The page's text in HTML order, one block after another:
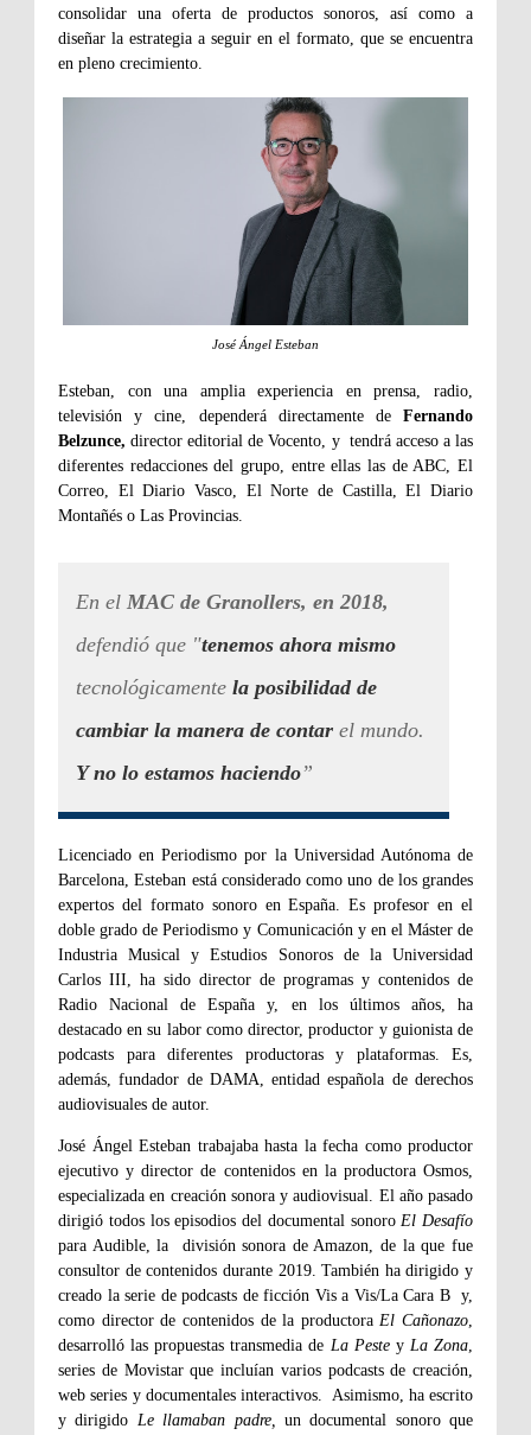
consolidar una oferta de productos sonoros, así como a
diseñar la estrategia a seguir en el formato, que se encuentra
en pleno crecimiento.
José Ángel Esteban
Esteban, con una amplia experiencia en prensa, radio,
televisión y cine, dependerá directamente de Fernando
Belzunce, director editorial de Vocento, y tendrá acceso a las
diferentes redacciones del grupo, entre ellas las de ABC, El
Correo, El Diario Vasco, El Norte de Castilla, El Diario
Montañés o Las Provincias.
En el MAC de Granollers, en 2018,
defendió que "tenemos ahora mismo
tecnológicamente la posibilidad de
cambiar la manera de contar el mundo.
Y no lo estamos haciendo”
Licenciado en Periodismo por la Universidad Autónoma de
Barcelona, Esteban está considerado como uno de los grandes
expertos del formato sonoro en España. Es profesor en el
doble grado de Periodismo y Comunicación y en el Máster de
Industria Musical y Estudios Sonoros de la Universidad
Carlos III, ha sido director de programas y contenidos de
Radio Nacional de España y, en los últimos años, ha
destacado en su labor como director, productor y guionista de
podcasts para diferentes productoras y plataformas. Es,
además, fundador de DAMA, entidad española de derechos
audiovisuales de autor.
José Ángel Esteban trabajaba hasta la fecha como productor
ejecutivo y director de contenidos en la productora Osmos,
especializada en creación sonora y audiovisual. El año pasado
dirigió todos los episodios del documental sonoroEl Desafío
para Audible, la
división sonora de Amazon, de la que fue
consultor de contenidos durante 2019. También ha dirigido y
creado la serie de podcasts de ficción Vis a Vis/La Cara B
y,
como director de contenidos de la productoraEl Cañonazo,
desarrolló las propuestas transmedia de La Pestey La Zona,
series de Movistar que incluían varios podcasts de creación,
web series y documentales interactivos. Asimismo, ha escrito
y dirigido Le llamaban padre, un documental sonoro que